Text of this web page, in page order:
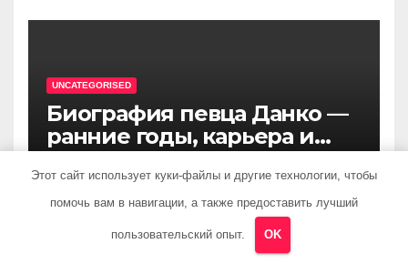
UNCATEGORISED
Биография певца Данко —
ранние годы, карьера и
личная жизнь — все, что вы
хотели знать о
талантливом артисте
ФЕВ 28, 2023 PRISTROYKIN_
Этот сайт использует куки-файлы и другие технологии, чтобы
помочь вам в навигации, а также предоставить лучший
пользовательский опыт. OK